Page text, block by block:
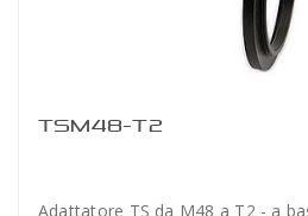
TSM48-T2
Adattatore TS da M48 a T2 - a